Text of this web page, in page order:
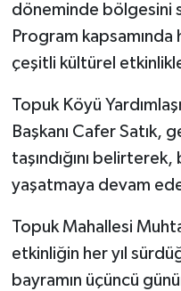
döneminde bölgesini
Program
çeşitli kültürel
Topuk Köyü
Başkanı Cafer Satık,
taşındığını
yaşatmaya devam
Topuk Mahallesi
etkinliğin her yıl
bayramın üçüncü
Varto